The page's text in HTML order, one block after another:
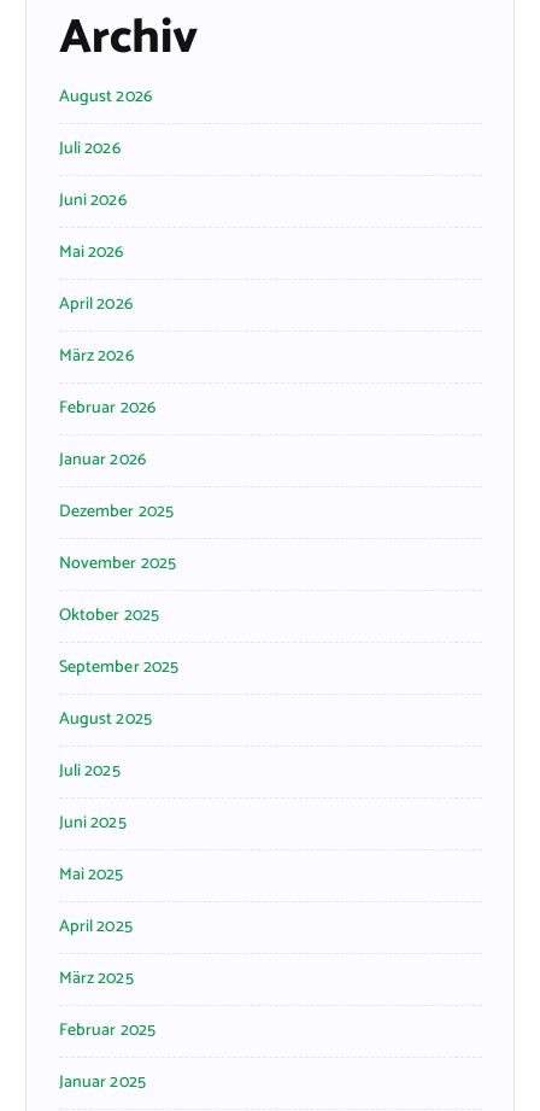
Archiv
August 2026
Juli 2026
Juni 2026
Mai 2026
April 2026
März 2026
Februar 2026
Januar 2026
Dezember 2025
November 2025
Oktober 2025
September 2025
August 2025
Juli 2025
Juni 2025
Mai 2025
April 2025
März 2025
Februar 2025
Januar 2025